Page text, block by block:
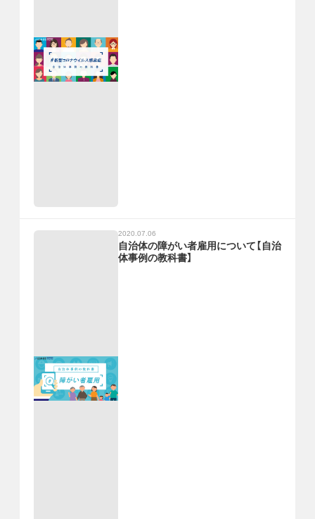
2020.07.06
自治体の障がい者雇用について【自治
体事例の教科書】